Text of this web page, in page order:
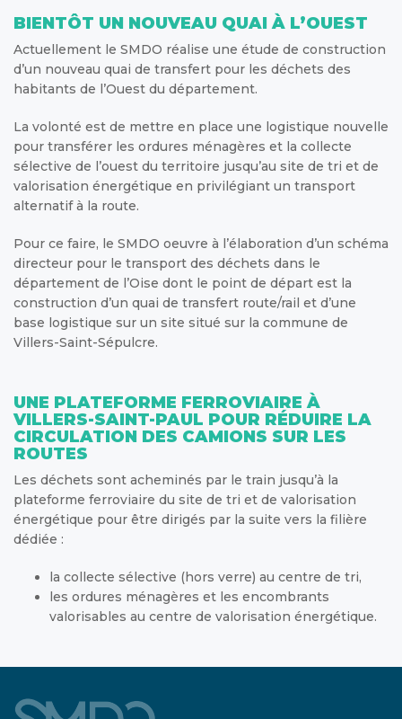
BIENTÔT UN NOUVEAU QUAI À L’OUEST
Actuellement le SMDO réalise une étude de construction
d’un nouveau quai de transfert pour les déchets des
habitants de l’Ouest du département.
La volonté est de mettre en place une logistique nouvelle
pour transférer les ordures ménagères et la collecte
sélective de l’ouest du territoire jusqu’au site de tri et de
valorisation énergétique en privilégiant un transport
alternatif à la route.
Pour ce faire, le SMDO oeuvre à l’élaboration d’un schéma
directeur pour le transport des déchets dans le
département de l’Oise dont le point de départ est la
construction d’un quai de transfert route/rail et d’une
base logistique sur un site situé sur la commune de
Villers-Saint-Sépulcre.
UNE PLATEFORME FERROVIAIRE À
VILLERS-SAINT-PAUL POUR RÉDUIRE LA
CIRCULATION DES CAMIONS SUR LES
ROUTES
Les déchets sont acheminés par le train jusqu’à la
plateforme ferroviaire du site de tri et de valorisation
énergétique pour être dirigés par la suite vers la filière
dédiée :
la collecte sélective (hors verre) au centre de tri,
les ordures ménagères et les encombrants
valorisables au centre de valorisation énergétique.